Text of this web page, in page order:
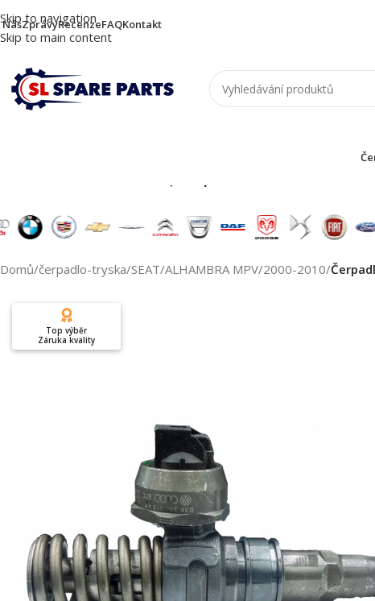
Skip to navigation
Skip to main content
NásZprávyRecenzeFAQKontakt
Domů/čerpadlo-tryska/SEAT/ALHAMBRA MPV/2000-2010/
Top výběr
Záruka kvality